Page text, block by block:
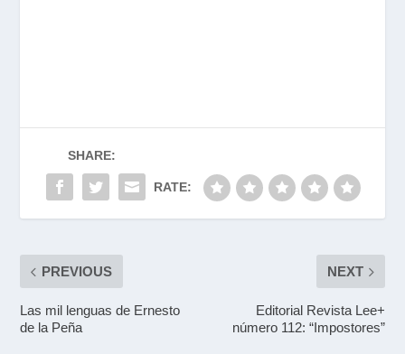
SHARE:
RATE:
PREVIOUS
Las mil lenguas de Ernesto
de la Peña
NEXT
Editorial Revista Lee+
número 112: “Impostores”